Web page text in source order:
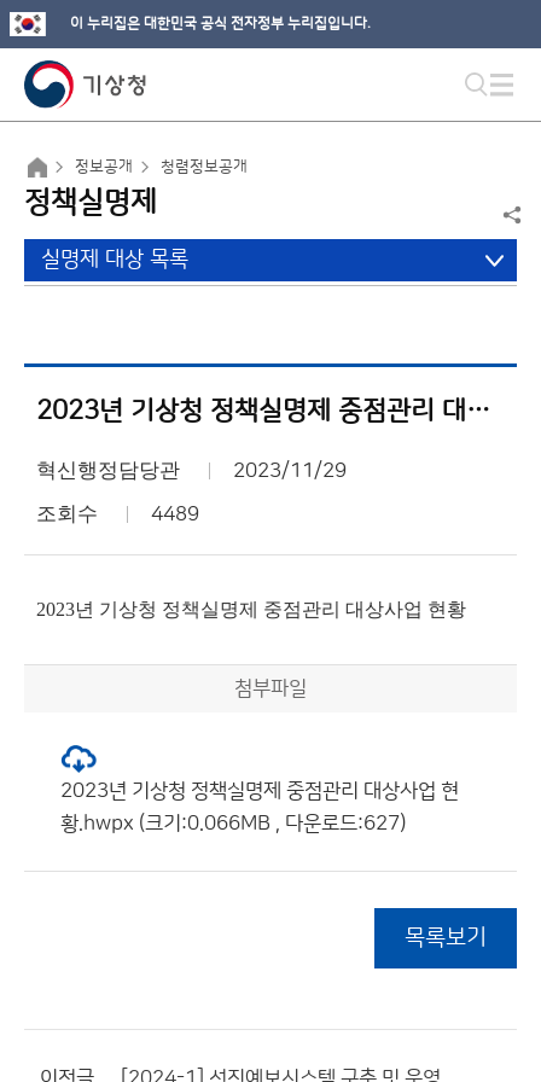
이 누리집은 대한민국 공식 전자정부 누리집입니다.
정보공개 청렴정보공개
정책실명제
실명제 대상 목록
2023년 기상청 정책실명제 중점관리 대상사업 현황
혁신행정담당관 2023/11/29
조회수 4489
2023년 기상청 정책실명제 중점관리 대상사업 현황
첨부파일
2023년 기상청 정책실명제 중점관리 대상사업 현
황.hwpx (크기:0.066MB , 다운로드:627)
목록보기